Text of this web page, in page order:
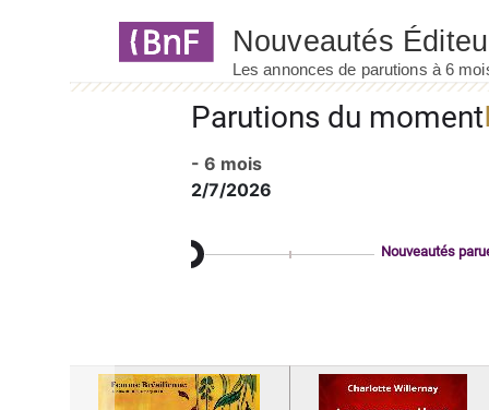
Parutions du moment
- 6 mois
2/7/2026
Nouveautés